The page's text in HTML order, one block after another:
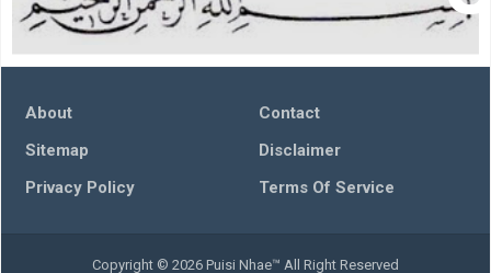
About
Contact
Sitemap
Disclaimer
Privacy Policy
Terms Of Service
Copyright © 2026 Puisi Nhae™ All Right Reserved